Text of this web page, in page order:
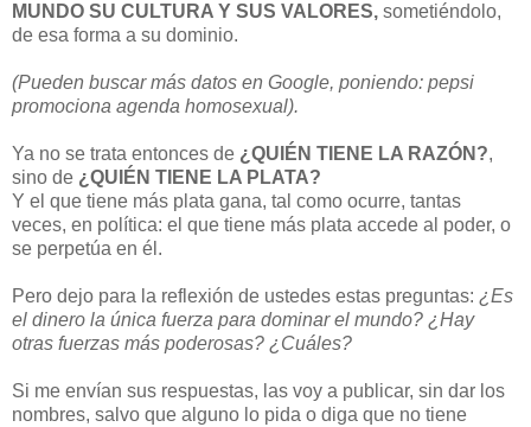
MUNDO SU CULTURA Y SUS VALORES, sometiéndolo,
de esa forma a su dominio.
(Pueden buscar más datos en Google, poniendo: pepsi
promociona agenda homosexual).
Ya no se trata entonces de ¿QUIÉN TIENE LA RAZÓN?,
sino de ¿QUIÉN TIENE LA PLATA?
Y el que tiene más plata gana, tal como ocurre, tantas
veces, en política: el que tiene más plata accede al poder, o
se perpetúa en él.
Pero dejo para la reflexión de ustedes estas preguntas: ¿Es
el dinero la única fuerza para dominar el mundo? ¿Hay
otras fuerzas más poderosas? ¿Cuáles?
Si me envían sus respuestas, las voy a publicar, sin dar los
nombres, salvo que alguno lo pida o diga que no tiene